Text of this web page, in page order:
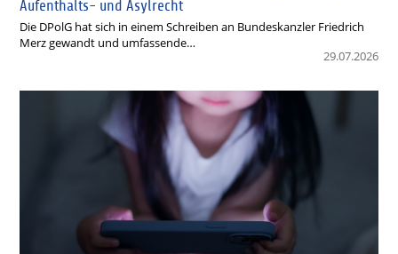
Aufenthalts- und Asylrecht
Die DPolG hat sich in einem Schreiben an Bundeskanzler Friedrich
Merz gewandt und umfassende…
29.07.2026